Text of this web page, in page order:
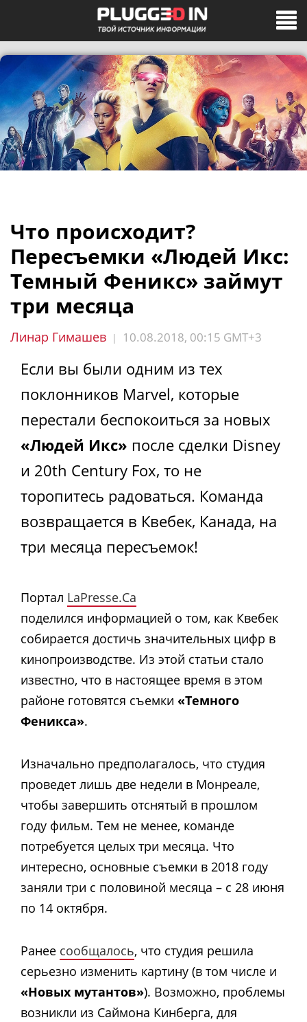
Что происходит?
Пересъемки «Людей Икс:
Темный Феникс» займут
три месяца
Линар Гимашев | 10.08.2018, 00:15 GMT+3
Если вы были одним из тех
поклонников Marvel, которые
перестали беспокоиться за новых
«Людей Икс» после сделки Disney
и 20th Century Fox, то не
торопитесь радоваться. Команда
возвращается в Квебек, Канада, на
три месяца пересъемок!
Портал LaPresse.Ca
поделился информацией о том, как Квебек
собирается достичь значительных цифр в
кинопроизводстве. Из этой статьи стало
известно, что в настоящее время в этом
районе готовятся съемки «Темного
Феникса».
Изначально предполагалось, что студия
проведет лишь две недели в Монреале,
чтобы завершить отснятый в прошлом
году фильм. Тем не менее, команде
потребуется целых три месяца. Что
интересно, основные съемки в 2018 году
заняли три с половиной месяца – с 28 июня
по 14 октября.
Ранее сообщалось, что студия решила
серьезно изменить картину (в том числе и
«Новых мутантов»). Возможно, проблемы
возникли из Саймона Кинберга, для